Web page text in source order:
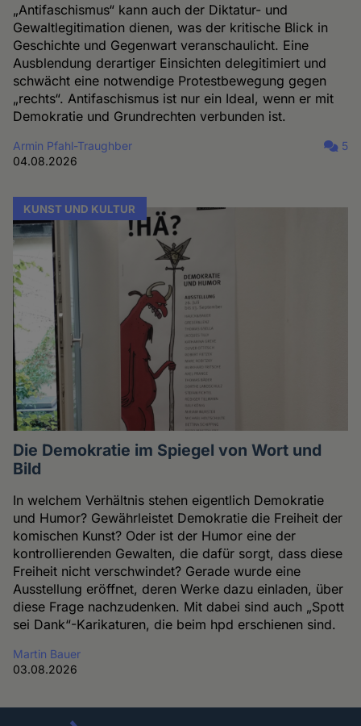
„Antifaschismus“ kann auch der Diktatur- und
Gewaltlegitimation dienen, was der kritische Blick in
Geschichte und Gegenwart veranschaulicht. Eine
Ausblendung derartiger Einsichten delegitimiert und
schwächt eine notwendige Protestbewegung gegen
„rechts“. Antifaschismus ist nur ein Ideal, wenn er mit
Demokratie und Grundrechten verbunden ist.
Armin Pfahl-Traughber
04.08.2026
5
KUNST UND KULTUR
Die Demokratie im Spiegel von Wort und
Bild
In welchem Verhältnis stehen eigentlich Demokratie
und Humor? Gewährleistet Demokratie die Freiheit der
komischen Kunst? Oder ist der Humor eine der
kontrollierenden Gewalten, die dafür sorgt, dass diese
Freiheit nicht verschwindet? Gerade wurde eine
Ausstellung eröffnet, deren Werke dazu einladen, über
diese Frage nachzudenken. Mit dabei sind auch „Spott
sei Dank“-Karikaturen, die beim hpd erschienen sind.
Martin Bauer
03.08.2026